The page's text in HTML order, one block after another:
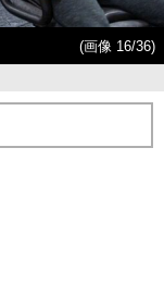
(画像 16/36)